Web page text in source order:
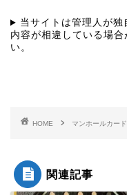
当サイトは管理人が独
内容が相違している場
い。
HOME マンホールカード
関連記事